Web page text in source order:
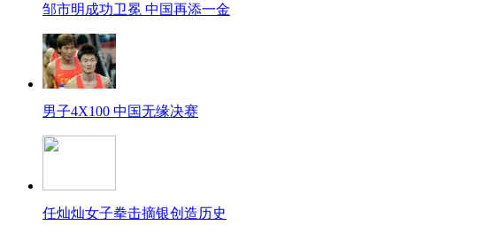
邹市明成功卫冕 中国再添一金
男子4X100 中国无缘决赛
任灿灿女子拳击摘银创造历史